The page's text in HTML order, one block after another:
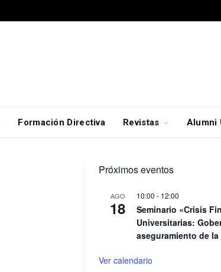
Formación Directiva Revistas Alumni
Próximos eventos
AGO
18
10:00 - 12:00
Seminario «Crisis
Universitarias:
aseguramiento de
Ver calendario